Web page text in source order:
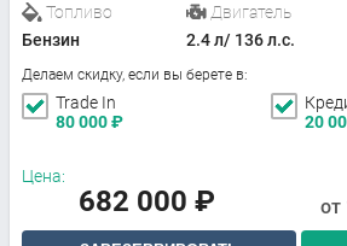
Топливо
Бензин
Двигатель
2.4 л/ 136 л.с.
Делаем скидку, если вы берете в:
Trade In
80 000₽
20
Цена:
682 000 ₽ от